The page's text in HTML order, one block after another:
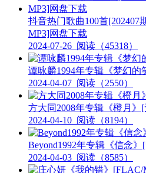
抖音热门歌曲100首[202407
MP3]网盘下载
2024-07-26 阅读（45318）
谭咏麟1994年专辑《梦幻的
2024-04-07 阅读（2550）
方大同2008年专辑《橙月》
2024-04-10 阅读（8194）
Beyond1992年专辑《信念
2024-04-03 阅读（8585）